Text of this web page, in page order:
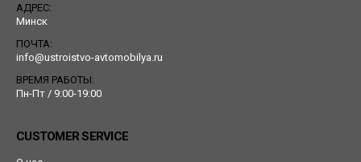
АДРЕС:
Минск
ПОЧТА:
info@ustroistvo-avtomobilya.ru
ВРЕМЯ РАБОТЫ:
Пн-Пт / 9:00-19:00
CUSTOMER SERVICE